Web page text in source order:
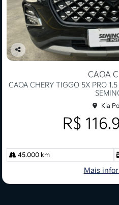
Co
lhe
CAOA
CAOA CHERY TIGGO 5X PRO
Kia
R$
45.000 km
Mais